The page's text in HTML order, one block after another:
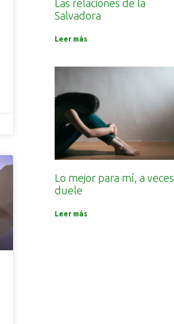
Las relaciones de la
Salvadora
Leer más
Lo mejor para mí, a veces
duele
Leer más